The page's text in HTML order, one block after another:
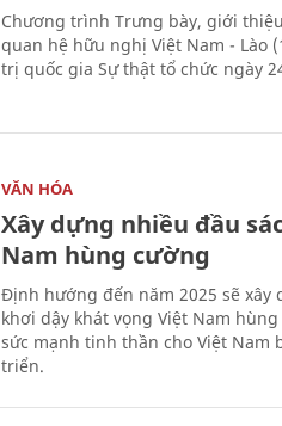
Chương trình Trưng bày, giới
quan hệ hữu nghị Việt Nam - Lào
trị quốc gia Sự thật tổ chức ngày
VĂN HÓA
Xây dựng nhiều đầu
Nam hùng cường
Định hướng đến năm 2025 sẽ
khơi dậy khát vọng Việt Nam
sức mạnh tinh thần cho Việt
triển.